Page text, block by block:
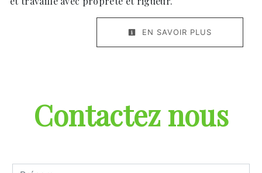
EN SAVOIR PLUS
Contactez nous